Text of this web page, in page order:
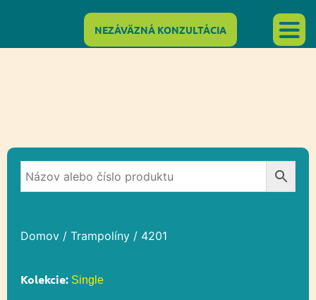
NEZÁVÄZNÁ KONZULTÁCIA
Domov / Trampolíny / 4201
Kolekcie: Single